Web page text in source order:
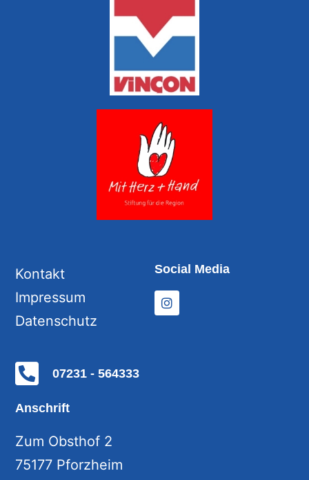
Anschrift
Zum Obsthof 2
75177 Pforzheim
07231 - 564333
Social Media
Kontakt
Impressum
Datenschutz